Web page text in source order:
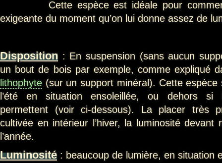
Cette espèce est idéale pour
exigeante du moment qu’on lui donne assez de
Disposition : En suspension (sans aucun
un bout de bois par exemple, comme expliqué
lithophyte (sur un support minéral). Cette espèce
l’été en situation ensoleillée, ou dehors si
permettent (voir ci-dessous). La placer très
cultivée en intérieur l’hiver, la luminosité devant
l’année.
Luminosité : beaucoup de lumière, en situation